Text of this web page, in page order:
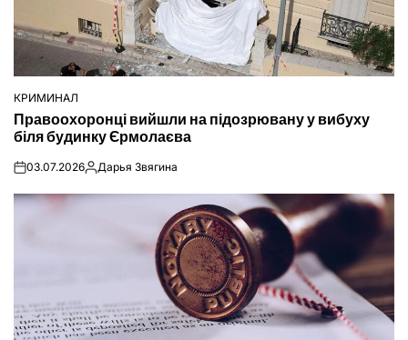
ОПУБЛІКУВАТИ
КРИМИНАЛ
Правоохоронці вийшли на підозрювану у вибуху
біля будинку Єрмолаєва
on03.07.2026Опубліковано
Дарья Звягина